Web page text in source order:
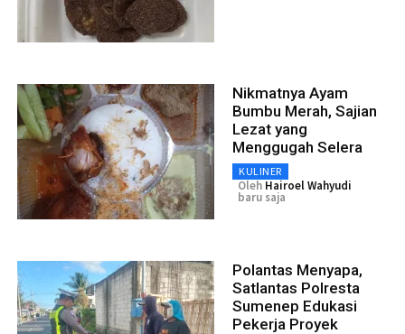
Nikmatnya Ayam
Bumbu Merah, Sajian
Lezat yang
Menggugah Selera
KULINER
Oleh Hairoel Wahyudi
baru saja
Polantas Menyapa,
Satlantas Polresta
Sumenep Edukasi
Pekerja Proyek